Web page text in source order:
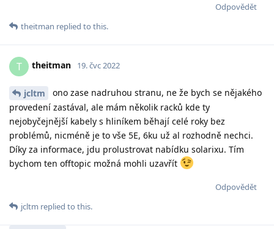
Odpovědět
theitman replied to this.
T theitman 19. čvc 2022
jcltm
ono zase nadruhou stranu, ne že bych se nějakého
provedení zastával, ale mám několik racků kde ty
nejobyčejnější kabely s hliníkem běhají celé roky bez
problémů, nicméně je to vše 5E, 6ku už al rozhodně nechci.
Díky za informace, jdu prolustrovat nabídku solarixu. Tím
bychom ten offtopic možná mohli uzavřít
Odpovědět
jcltm replied to this.